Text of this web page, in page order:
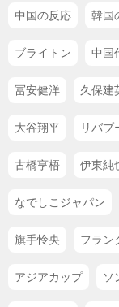
中国の反応 韓国
ブライトン 中国
冨安健洋 久保建
大谷翔平 リバプ
古橋亨梧 伊東純
なでしこジャパン
旗手怜央 フラン
アジアカップ ソ